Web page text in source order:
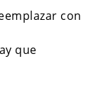
con
que